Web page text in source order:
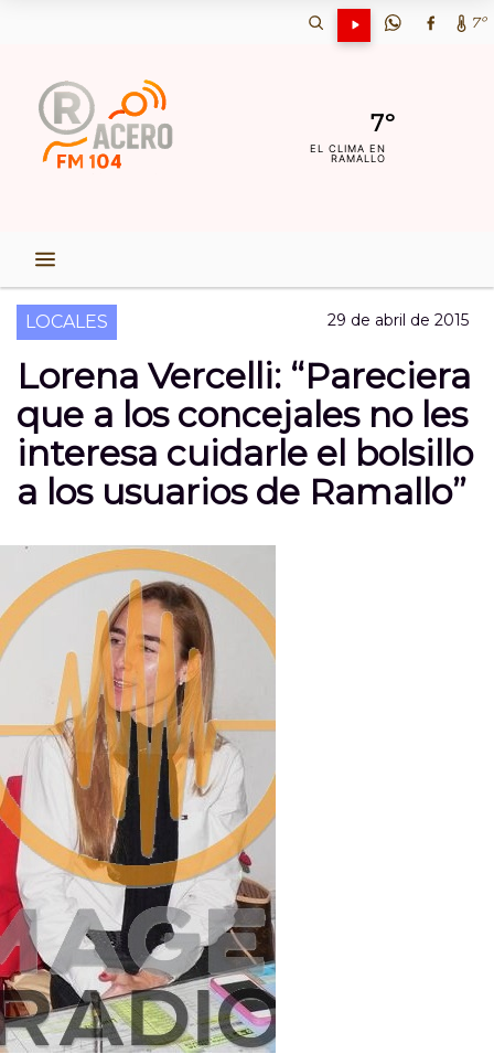
7º
7º
EL CLIMA EN
RAMALLO
LOCALES 29 de abril de 2015
Lorena Vercelli: “Pareciera
que a los concejales no les
interesa cuidarle el bolsillo
a los usuarios de Ramallo”